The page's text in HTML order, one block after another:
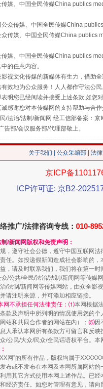
、麦地、白藏房
下症？
媒、中国全民传媒China publics
公众传媒、中国全民传媒China
传媒、中国全民传媒China
媒、中国全民传媒China publics
的任意内容。
视文化传媒的新媒体有生力，借助
效地为公众服务！人人都作守法公民
明您已经阅读并接受上述条款,如
感谢您对本传媒网的支持帮助与合
/法治/法制/新闻网 经工信部备案：
部/会议服务部/代理部敬上。
关于我们 公众采编部 法
京ICP备
ICP许可证: 京B2-
推广/法律咨询专线： 010-
/新闻网版权和免责声明：
，遵守社会公德，遵守中国互联网
任。如投递假新闻造成社会影响的
，请及时联系我们，我们将在第一
/公共/全民/法治/法制/新闻网等传媒
/法制/新闻网等传媒网站，由众全影
请注明来源，并可添加相应链接。
网不承担任何法律责任：⑴本网根据
款及声明中所列明的情况使用您的个
站和共同合作者的网站在内）； ⑸因
人承认本网所有条款方可留言和反
/公民/大众/民众/全民话语权平台。
网”的所有作品，版权均属于
布或不发布在本网及本网所属网站
用其它方式使用本网上述作品。已
经济责任。如您对管理有意见，请向